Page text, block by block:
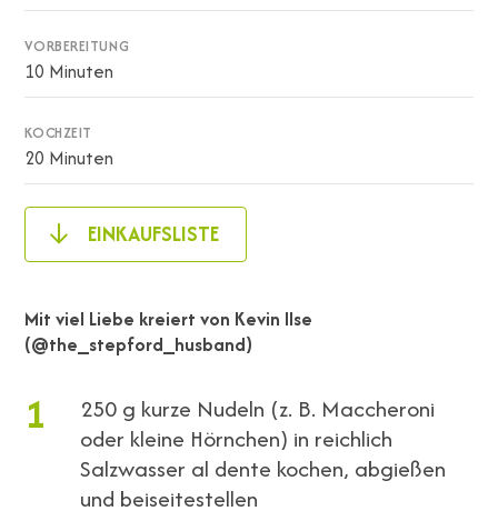
VORBEREITUNG
10 Minuten
KOCHZEIT
20 Minuten
EINKAUFSLISTE
Mit viel Liebe kreiert von Kevin Ilse
(@the_stepford_husband)
1
250 g kurze Nudeln (z. B. Maccheroni
oder kleine Hörnchen) in reichlich
Salzwasser al dente kochen, abgießen
und beiseitestellen